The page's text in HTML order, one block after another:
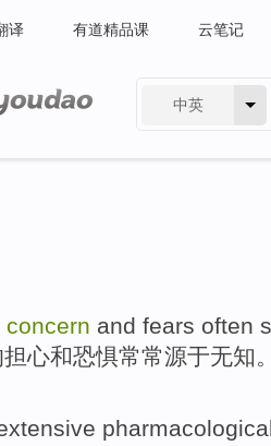
译 有道精品课 云笔记
中英
concern and fears often
担心和恐惧常常源于无知